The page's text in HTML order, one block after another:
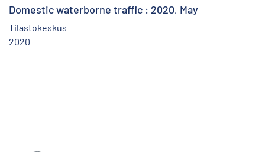
Domestic waterborne traffic : 2020, May
Tilastokeskus
2020